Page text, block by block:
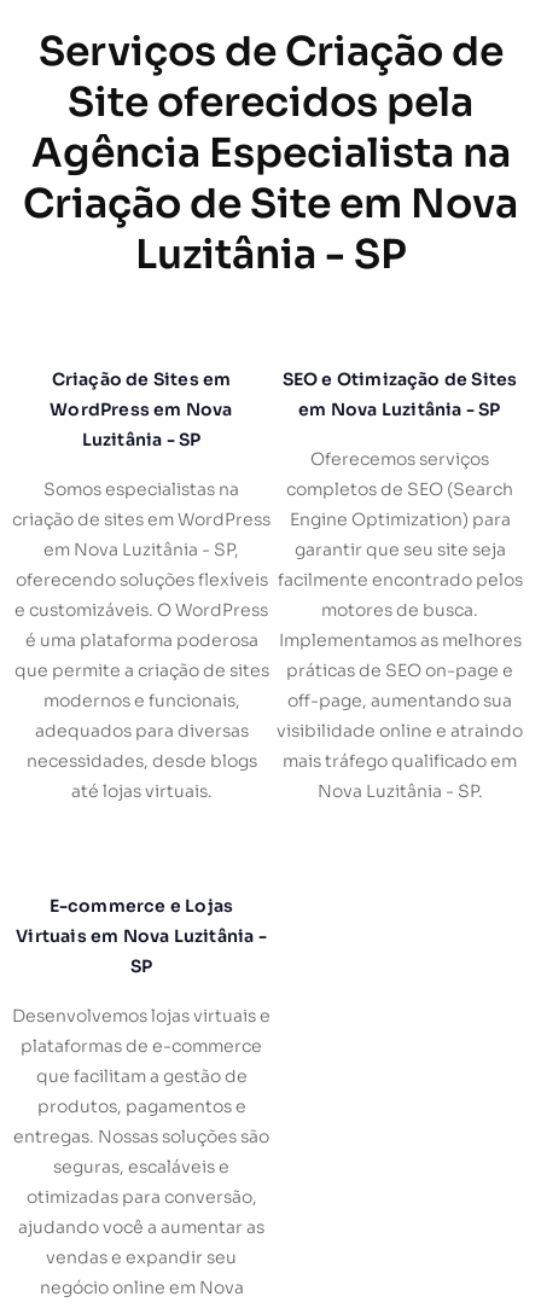
Serviços de Criação de
Site oferecidos pela
Agência Especialista na
Criação de Site em Nova
Luzitânia - SP
Criação de Sites em
WordPress em Nova
Luzitânia - SP
Somos especialistas na
criação de sites em WordPress
em Nova Luzitânia - SP,
oferecendo soluções flexíveis
e customizáveis. O WordPress
é uma plataforma poderosa
que permite a criação de sites
modernos e funcionais,
adequados para diversas
necessidades, desde blogs
até lojas virtuais.
SEO e Otimização de Sites
em Nova Luzitânia - SP
Oferecemos serviços
completos de SEO (Search
Engine Optimization) para
garantir que seu site seja
facilmente encontrado pelos
motores de busca.
Implementamos as melhores
práticas de SEO on-page e
off-page, aumentando sua
visibilidade online e atraindo
mais tráfego qualificado em
Nova Luzitânia - SP.
E-commerce e Lojas
Virtuais em Nova Luzitânia -
SP
Desenvolvemos lojas virtuais e
plataformas de e-commerce
que facilitam a gestão de
produtos, pagamentos e
entregas. Nossas soluções são
seguras, escaláveis e
otimizadas para conversão,
ajudando você a aumentar as
vendas e expandir seu
negócio online em Nova